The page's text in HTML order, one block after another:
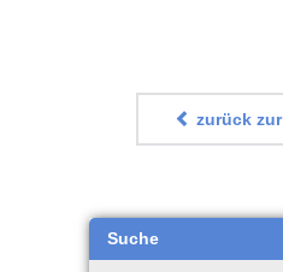
zurück
Suche